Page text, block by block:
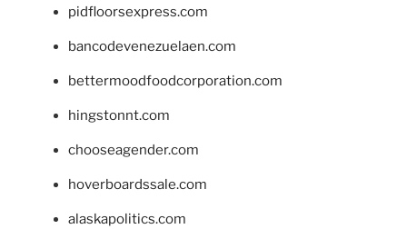
pidfloorsexpress.com
bancodevenezuelaen.com
bettermoodfoodcorporation.com
hingstonnt.com
chooseagender.com
hoverboardssale.com
alaskapolitics.com